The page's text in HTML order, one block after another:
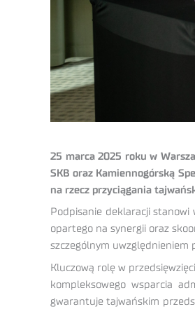
25 marca 2025 roku w
SKB oraz Kamiennogórską
na rzecz przyciągania
Podpisanie deklaracji
opartego na synergii oraz
szczególnym uwzględnieniem
Kluczową rolę w
kompleksowego wsparcia
gwarantuje tajwańskim